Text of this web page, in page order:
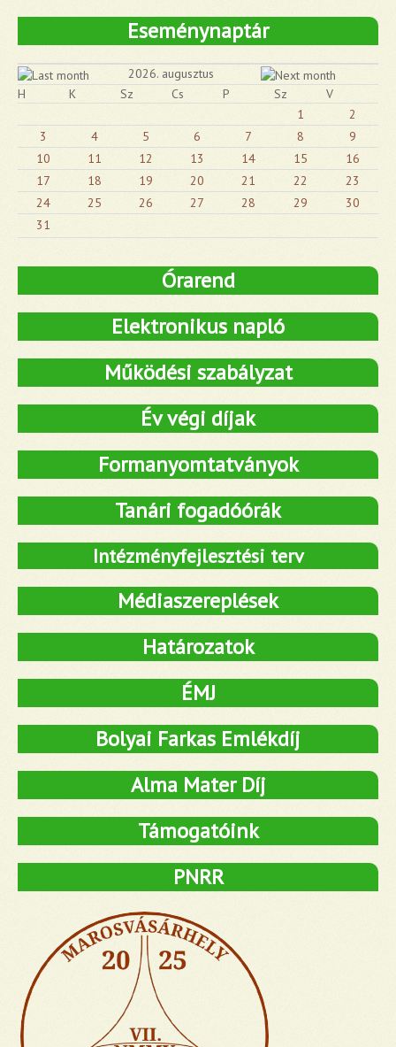
Eseménynaptár
2026. augusztus
H
K Sz Cs P Sz
V
1
2
3
4 5 6 7 8
9
10
11 12 13 14 15
16
17
18 19 20 21 22
23
24
25 26 27 28 29
30
31
Órarend
Elektronikus napló
Működési szabályzat
Év végi díjak
Formanyomtatványok
Tanári fogadóórák
Intézményfejlesztési terv
Médiaszereplések
Határozatok
ÉMJ
Bolyai Farkas Emlékdíj
Alma Mater Díj
Támogatóink
PNRR